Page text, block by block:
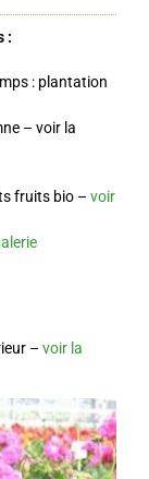
:
: plantation
– voir la
fruits bio – voir
– voir la